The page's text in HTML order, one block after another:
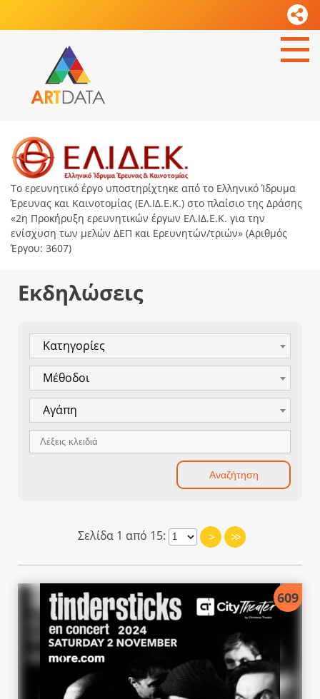
Το ερευνητικό έργο υποστηρίχτηκε από το Ελληνικό Ίδρυμα
Έρευνας και Καινοτομίας (ΕΛ.ΙΔ.Ε.Κ.) στο πλαίσιο της Δράσης
«2η Προκήρυξη ερευνητικών έργων ΕΛ.ΙΔ.Ε.Κ. για την
ενίσχυση των μελών ΔΕΠ και Ερευνητών/τριών» (Αριθμός
Έργου: 3607)
Εκδηλώσεις
Κατηγορίες
Μέθοδοι
Αγάπη
Σελίδα 1 από 15: > >>
609